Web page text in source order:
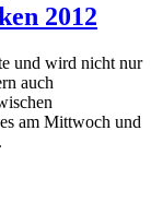
2012
und wird nicht nur
auch
am Mittwoch und